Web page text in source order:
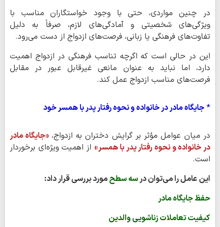
در چنین مواردی، حتی با وجود خواستگاران مناسب با
ویژگی‌های شخصیتی و آمادگی‌های لازم، صرفاً به دلیل
تفاوت‌های فرهنگی یا زبانی، فرصت‌های ازدواج از دست می‌رود.
این در حالی است که اگرچه تناسب فرهنگی در ازدواج اهمیت
دارد، اما نباید به عنوان مانعی غیرقابل عبور در مقابل
فرصت‌های مناسب ازدواج عمل کند.
* جایگاه مادر در خانواده و نحوه رفتار پدر با همسر خود
در میان عوامل مؤثر بر گرایش دختران به ازدواج، «جایگاه مادر
در خانواده و نحوه رفتار پدر با همسر» از اهمیت ویژه‌ای برخوردار
است.
این عامل را می‌توان درسه سطحمورد بررسی قرار داد:
حفظ جایگاه مادر
کیفیت تعاملات زناشویی والدین